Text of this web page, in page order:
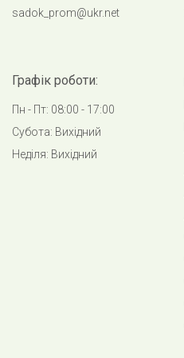
sadok_prom@ukr.net
Графік роботи:
Пн - Пт: 08:00 - 17:00
Субота: Вихідний
Неділя: Вихідний